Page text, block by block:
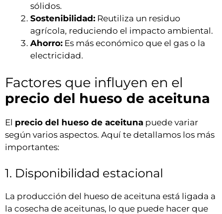
sólidos.
Sostenibilidad: Reutiliza un residuo
agrícola, reduciendo el impacto ambiental.
Ahorro: Es más económico que el gas o la
electricidad.
Factores que influyen en el
precio del hueso de aceituna
El precio del hueso de aceituna puede variar
según varios aspectos. Aquí te detallamos los más
importantes:
1. Disponibilidad estacional
La producción del hueso de aceituna está ligada a
la cosecha de aceitunas, lo que puede hacer que